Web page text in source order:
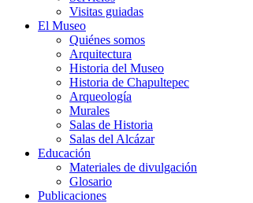
Visitas guiadas
El Museo
Quiénes somos
Arquitectura
Historia del Museo
Historia de Chapultepec
Arqueología
Murales
Salas de Historia
Salas del Alcázar
Educación
Materiales de divulgación
Glosario
Publicaciones